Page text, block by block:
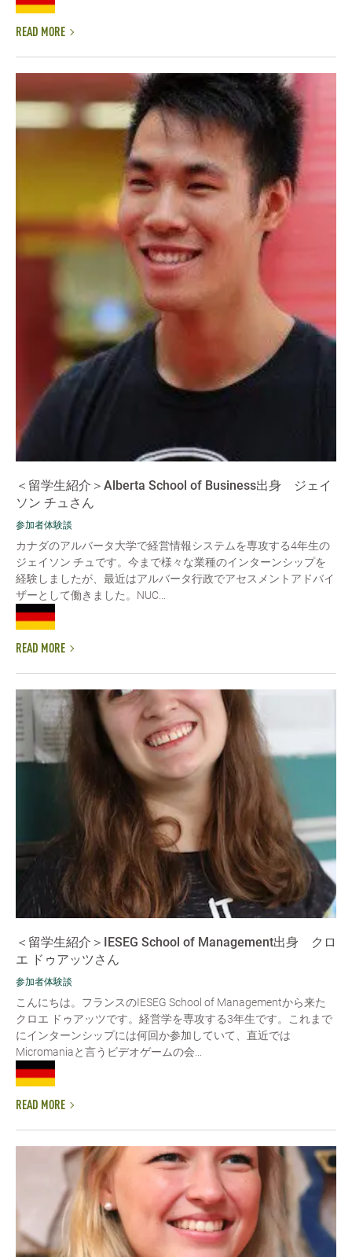
READ MORE
＜留学生紹介＞Alberta School of Business出身 ジェイ
ソン チュさん
参加者体験談
カナダのアルバータ大学で経営情報システムを専攻する4年生の
ジェイソン チュです。今まで様々な業種のインターンシップを
経験しましたが、最近はアルバータ行政でアセスメントアドバイ
ザーとして働きました。NUC...
READ MORE
＜留学生紹介＞IESEG School of Management出身 クロ
エ ドゥアッツさん
参加者体験談
こんにちは。フランスのIESEG School of Managementから来た
クロエ ドゥアッツです。経営学を専攻する3年生です。これまで
にインターンシップには何回か参加していて、直近では
Micromaniaと言うビデオゲームの会...
READ MORE